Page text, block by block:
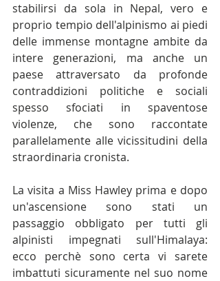
stabilirsi da sola in Nepal, vero e
proprio tempio dell'alpinismo ai piedi
delle immense montagne ambite da
intere generazioni, ma anche un
paese attraversato da profonde
contraddizioni politiche e sociali
spesso sfociati in spaventose
violenze, che sono raccontate
parallelamente alle vicissitudini della
straordinaria cronista.
La visita a Miss Hawley prima e dopo
un'ascensione sono stati un
passaggio obbligato per tutti gli
alpinisti impegnati sull'Himalaya:
ecco perchè sono certa vi sarete
imbattuti sicuramente nel suo nome